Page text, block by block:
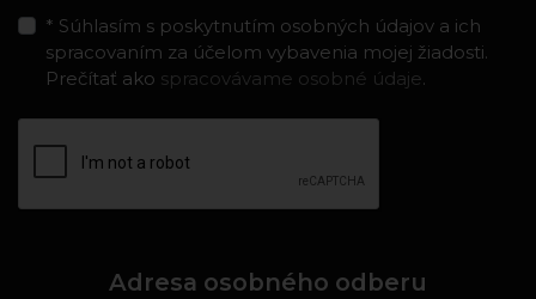
* Súhlasím s poskytnutím osobných údajov a ich
spracovaním za účelom vybavenia mojej žiadosti.
Prečítať ako spracovávame osobné údaje.
Adresa osobného odberu